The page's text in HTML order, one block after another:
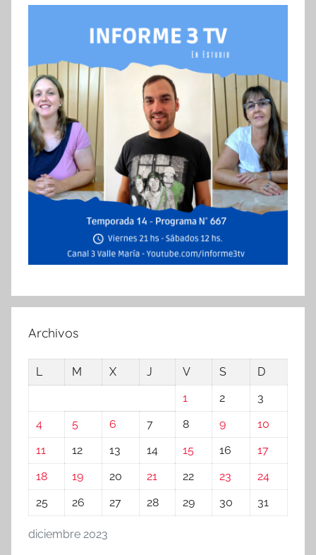
Archivos
diciembre 2023
L M X J V S
D
1
2
3
4
5 6 7 8 9
10
11
12 13 14 15 16
17
18
19 20 21 22 23
24
25
26 27 28 29 30 31